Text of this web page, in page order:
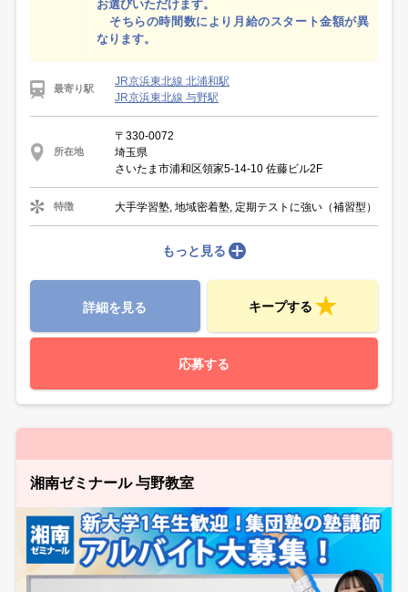
お選びいただけます。
そちらの時間数により月給のスタート金額が異
なります。
最寄り駅
JR京浜東北線 北浦和駅
JR京浜東北線 与野駅
所在地
〒330-0072
埼玉県
さいたま市浦和区領家5-14-10 佐藤ビル2F
特徴 大手学習塾, 地域密着塾, 定期テストに強い（補習型）
もっと見る
詳細を見る キープする
応募する
湘南ゼミナール 与野教室